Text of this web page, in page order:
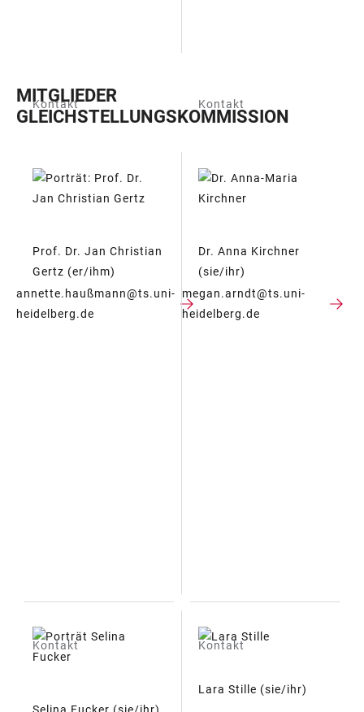
Kontakt
annette.haußmann@ts.uni-
heidelberg.de
Kontakt
megan.arndt@ts.uni-
heidelberg.de
MITGLIEDER
GLEICHSTELLUNGSKOMMISSION
TABELLE
Prof. Dr. Jan Christian
Gertz (er/ihm)
Kontakt
Dr. Anna Kirchner
(sie/ihr)
Kontakt
Lara Stille (sie/ihr)